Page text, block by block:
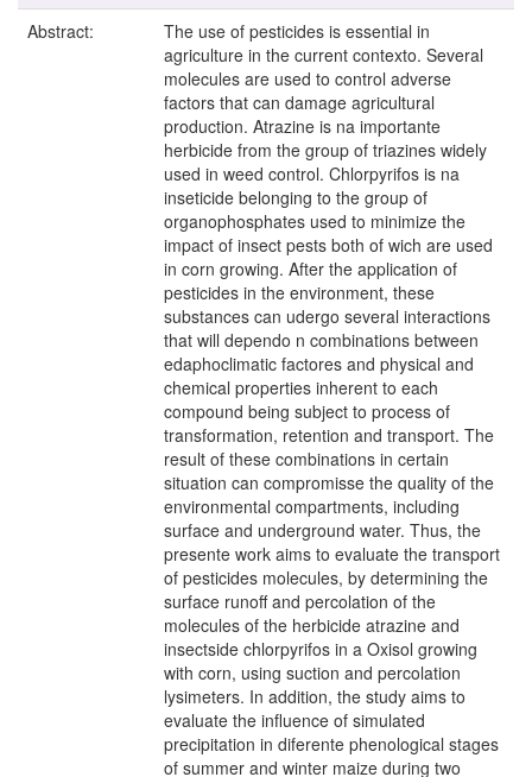
Abstract:
The use of pesticides is essential in
agriculture in the current contexto. Several
molecules are used to control adverse
factors that can damage agricultural
production. Atrazine is na importante
herbicide from the group of triazines widely
used in weed control. Chlorpyrifos is na
inseticide belonging to the group of
organophosphates used to minimize the
impact of insect pests both of wich are used
in corn growing. After the application of
pesticides in the environment, these
substances can udergo several interactions
that will dependo n combinations between
edaphoclimatic factores and physical and
chemical properties inherent to each
compound being subject to process of
transformation, retention and transport. The
result of these combinations in certain
situation can compromisse the quality of the
environmental compartments, including
surface and underground water. Thus, the
presente work aims to evaluate the transport
of pesticides molecules, by determining the
surface runoff and percolation of the
molecules of the herbicide atrazine and
insectside chlorpyrifos in a Oxisol growing
with corn, using suction and percolation
lysimeters. In addition, the study aims to
evaluate the influence of simulated
precipitation in diferente phenological stages
of summer and winter maize during two